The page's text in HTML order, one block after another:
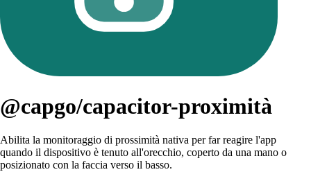
@capgo/capacitor-proximità
Abilita la monitoraggio di prossimità nativa per far reagire l'app
quando il dispositivo è tenuto all'orecchio, coperto da una mano o
posizionato con la faccia verso il basso.